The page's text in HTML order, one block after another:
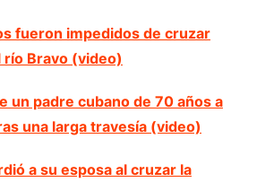
fueron impedidos de cruzar
río Bravo (video)
un padre cubano de 70 años a
una larga travesía (video)
a su esposa al cruzar la